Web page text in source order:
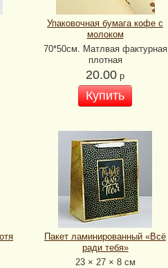
Упаковочная бумага кофе с
молоком
70*50см. Матлвая фактурная
плотная
20.00 р
Купить
Пакет ламинированный «Всё
ради тебя»
23 × 27 × 8 см